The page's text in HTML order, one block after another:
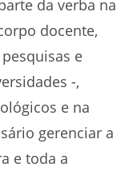
da verba na
docente,
e
-,
e na
gerenciar a
e toda a